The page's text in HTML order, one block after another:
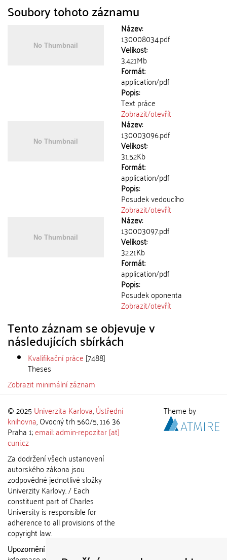
Soubory tohoto záznamu
Název:
130008034.pdf
Velikost:
3.421Mb
Formát:
application/pdf
Popis:
Text práce
Zobrazit/otevřít
Název:
130003096.pdf
Velikost:
31.52Kb
Formát:
application/pdf
Popis:
Posudek vedoucího
Zobrazit/otevřít
Název:
130003097.pdf
Velikost:
32.21Kb
Formát:
application/pdf
Popis:
Posudek oponenta
Zobrazit/otevřít
Tento záznam se objevuje v
následujících sbírkách
Kvalifikační práce [7488]
Theses
Zobrazit minimální záznam
© 2025 Univerzita Karlova,Ústřední
knihovna, Ovocný trh 560/5, 116 36
Praha 1;email: admin-repozitar [at]
cuni.cz
Za dodržení všech ustanovení
autorského zákona jsou
zodpovědné jednotlivé složky
Univerzity Karlovy. / Each
constituent part of Charles
University is responsible for
adherence to all provisions of the
copyright law.
Upozornění / Notice:
Theme by